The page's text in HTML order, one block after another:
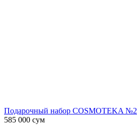
Подарочный набор COSMOTEKA №2
585 000 сум